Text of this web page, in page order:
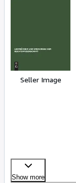
Seller Image
Show more